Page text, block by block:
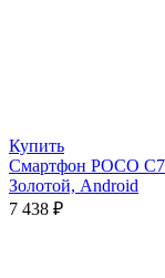
Купить
Смартфон POCO
Золотой, Android
7 438 ₽